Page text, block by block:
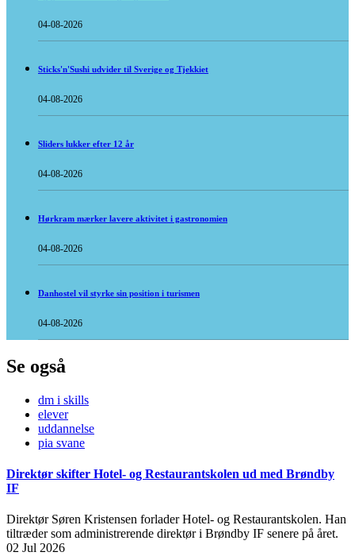
04-08-2026
Sticks'n'Sushi udvider til Sverige og Tjekkiet
04-08-2026
Sliders lukker efter 12 år
04-08-2026
Hørkram mærker lavere aktivitet i gastronomien
04-08-2026
Danhostel vil styrke sin position i turismen
04-08-2026
Se også
dm i skills
elever
uddannelse
pia svane
Direktør skifter Hotel- og Restaurantskolen ud med Brøndby
IF
Direktør Søren Kristensen forlader Hotel- og Restaurantskolen. Han
tiltræder som administrerende direktør i Brøndby IF senere på året.
02 Jul 2026